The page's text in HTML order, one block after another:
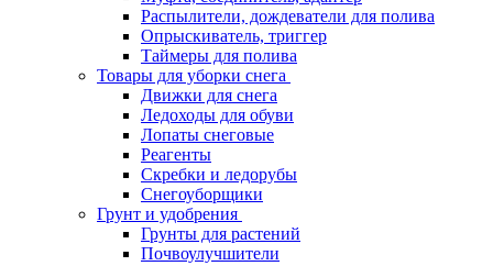
Распылители, дождеватели для полива
Опрыскиватель, триггер
Таймеры для полива
Товары для уборки снега
Движки для снега
Ледоходы для обуви
Лопаты снеговые
Реагенты
Скребки и ледорубы
Снегоуборщики
Грунт и удобрения
Грунты для растений
Почвоулучшители